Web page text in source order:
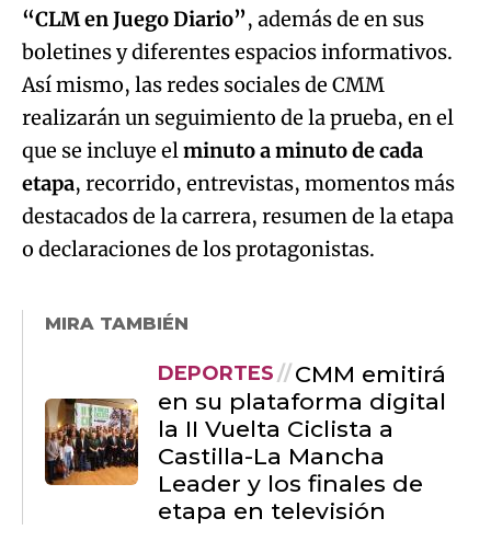
“CLM en Juego Diario”, además de en sus
boletines y diferentes espacios informativos.
Así mismo, las redes sociales de CMM
realizarán un seguimiento de la prueba, en el
que se incluye elminuto a minuto de cada
etapa, recorrido, entrevistas, momentos más
destacados de la carrera, resumen de la etapa
o declaraciones de los protagonistas.
MIRA TAMBIÉN
DEPORTES
CMM emitirá
en su plataforma digital
la II Vuelta Ciclista a
Castilla-La Mancha
Leader y los finales de
etapa en televisión